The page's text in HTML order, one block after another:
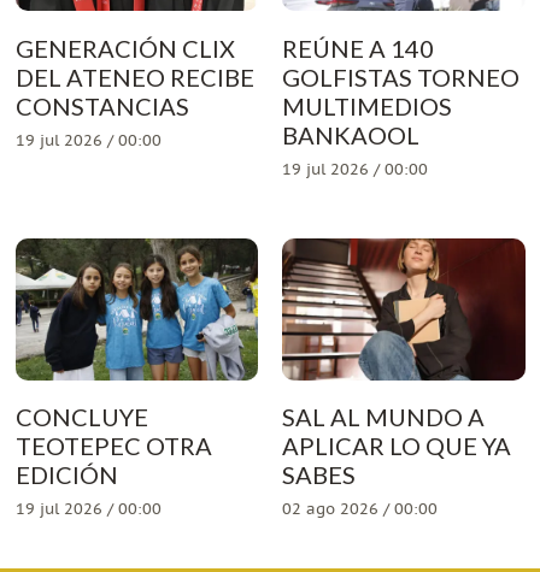
GENERACIÓN CLIX
DEL ATENEO RECIBE
CONSTANCIAS
19 jul 2026 / 00:00
REÚNE A 140
GOLFISTAS TORNEO
MULTIMEDIOS
BANKAOOL
19 jul 2026 / 00:00
CONCLUYE
TEOTEPEC OTRA
EDICIÓN
19 jul 2026 / 00:00
SAL AL MUNDO A
APLICAR LO QUE YA
SABES
02 ago 2026 / 00:00